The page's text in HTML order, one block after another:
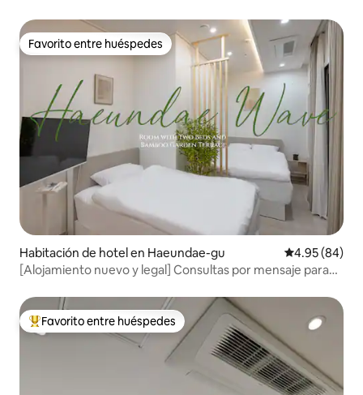
Favorito entre huéspedes
Favorito entre huéspedes
Habitación de hotel en Haeundae-gu Calificación
4.95 (84)
[Alojamiento nuevo y legal] Consultas por mensaje para
minutos de la playa y a 7 minutos del mercado / 2 camas /
Almacenamiento de equipaje
De los mejores en Favorito entre huéspedes
Favorito entre huéspedes